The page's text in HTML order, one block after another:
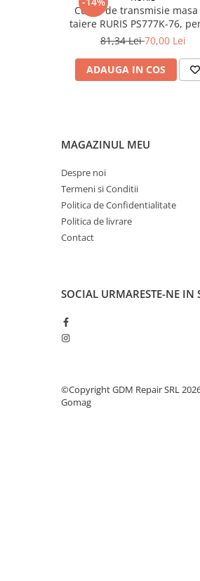
Piese motocositoare
Piese motocultoare
Piese motopompa
Consumabile drujbe
Consumabile motocoase
Curea de transmisie
taiere RURIS PS777K-76,
motocositori Ruris DAC
81,34 Lei70,00 Lei
ADAUGA IN COS
MAGAZINUL MEU
Despre noi
Termeni si Conditii
Politica de Confidentialitate
Politica de livrare
Contact
SOCIAL URMARESTE-NE IN
©Copyright GDM Repair SRL
Gomag